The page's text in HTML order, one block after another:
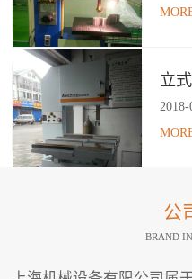
立
2018-
公
BRAND